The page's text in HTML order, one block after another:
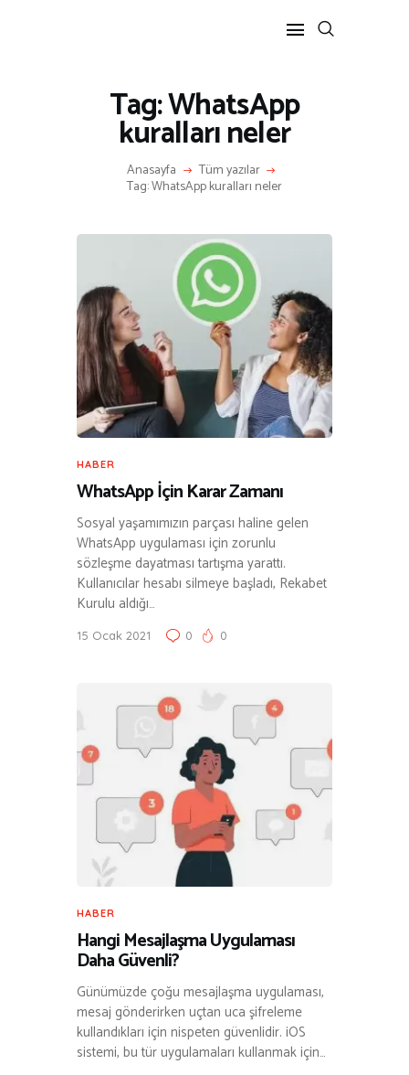
Tag: WhatsApp
kuralları neler
Anasayfa Tüm yazılar
Tag: WhatsApp kuralları neler
ANASAYFA
RÖPORTAJ
ANNE-ÇOCUK
KÜLTÜR SANAT
İLETIŞIM
HABER
WhatsApp İçin Karar Zamanı
Sosyal yaşamımızın parçası haline gelen
WhatsApp uygulaması için zorunlu
sözleşme dayatması tartışma yarattı.
Kullanıcılar hesabı silmeye başladı, Rekabet
Kurulu aldığı…
15 Ocak 2021 0 0
HABER
Hangi Mesajlaşma Uygulaması
Daha Güvenli?
Günümüzde çoğu mesajlaşma uygulaması,
mesaj gönderirken uçtan uca şifreleme
kullandıkları için nispeten güvenlidir. iOS
sistemi, bu tür uygulamaları kullanmak için…